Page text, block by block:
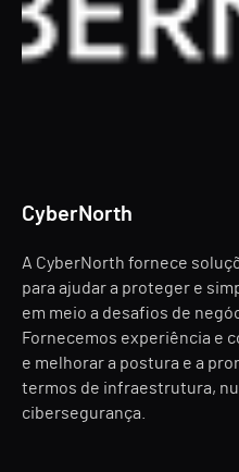
CyberNorth
A CyberNorth fornece
para ajudar a proteger e
em meio a desafios de
Fornecemos experiência e
e melhorar a postura e a
termos de infraestrutura,
cibersegurança.